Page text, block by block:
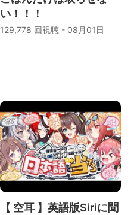
い！！！
129,778 回視聴 - 08月01日
【 空耳 】英語版Siriに聞